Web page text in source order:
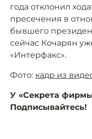
года отклонил
пресечения в
бывшего
сейчас Кочарян
«Интерфакс».
Фото: кадр из
У «Секрета
Подписывайтесь!